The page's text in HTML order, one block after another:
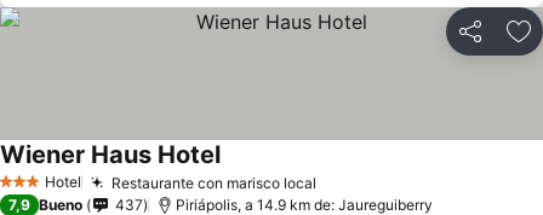
Compartir
3 Estrellas
Hotel Restaurante con marisco local
Wiener Haus Hotel
7,9 Bueno 437 Piriápolis, a 14.9 km de: Jaureguiberry